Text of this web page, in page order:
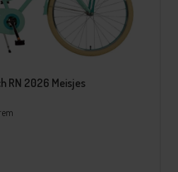
RN 2026 Meisjes